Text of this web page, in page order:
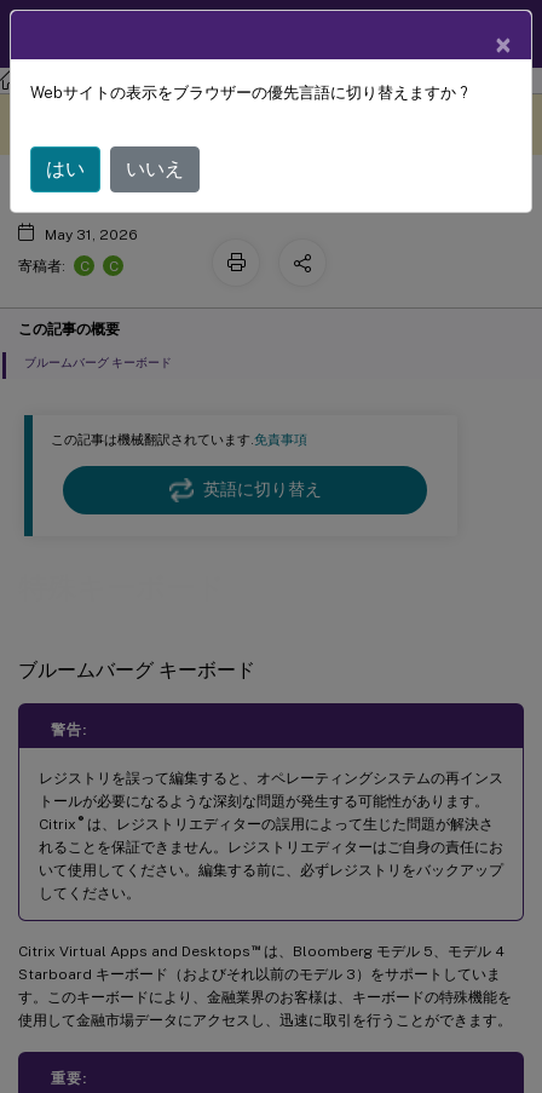
Citrix Virtual Apps and Desktops 7 2203 LTSR
この記事は機械翻訳されています.免責事項
英語に切り替え
ブルームバーグ キーボード
警告:
レジストリを誤って編集すると、オペレーティングシステムの再インス
トールが必要になるような深刻な問題が発生する可能性があります。
Citrix ®は、レジストリエディターの誤用によって生じた問題が解決さ
れることを保証できません。レジストリエディターはご自身の責任にお
いて使用してください。編集する前に、必ずレジストリをバックアップ
してください。
Citrix Virtual Apps and Desktops ™は、Bloomberg モデル 5、モデル 4
Starboard キーボード（およびそれ以前のモデル 3）をサポートしていま
す。このキーボードにより、金融業界のお客様は、キーボードの特殊機能を
使用して金融市場データにアクセスし、迅速に取引を行うことができます。
重要:
特殊キーボード
May 31, 2026
寄稿者:
C C
この記事の概要
ブルームバーグ キーボード
×
Webサイトの表示をブラウザーの優先言語に切り替えますか ?
はい いいえ